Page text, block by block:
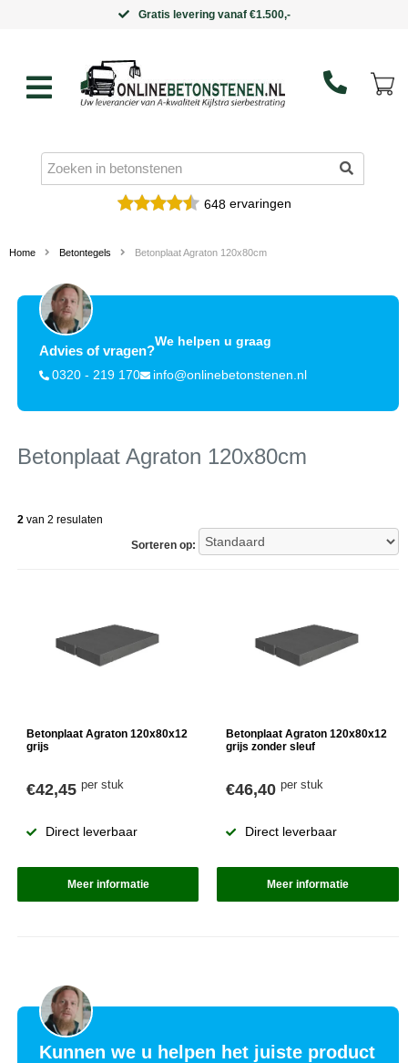
Gratis levering vanaf €1.500,-
648ervaringen
Home Betontegels Betonplaat Agraton 120x80cm
Advies of vragen?
We helpen u graag
0320 - 219 170 info@onlinebetonstenen.nl
Betonplaat Agraton 120x80cm
2van 2 resulaten
Sorteren op:
Betonplaat Agraton 120x80x12
grijs
€42,45 per stuk
Direct leverbaar
Meer informatie
Betonplaat Agraton 120x80x12
grijs zonder sleuf
€46,40per stuk
Direct leverbaar
Meer informatie
Kunnen we u helpen het juiste product